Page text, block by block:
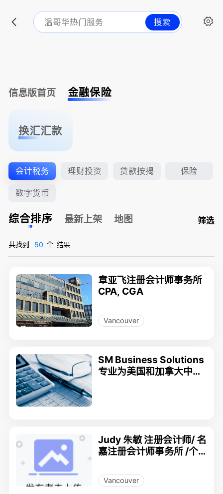
搜索
信息版首页 金融保险
换汇汇款
会计税务 理财投资 贷款按揭 保险
数字货币
综合排序 最新上架 地图 筛选
共找到 50 个 结果
章亚飞注册会计师事务所
CPA, CGA
Vancouver
SM Business Solutions
专业为美国和加拿大中小
Judy 朱敏 注册会计师/ 名
嘉注册会计师事务所 /个
业的会计、财务和税务服
务Vancouver